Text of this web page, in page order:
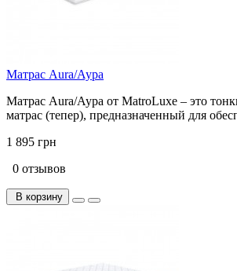
Матрас Aura/Аура
Матрас Aura/Аура от MatroLuxe – это
матрас (тепер), предназначенный для
1 895 грн
0 отзывов
В корзину